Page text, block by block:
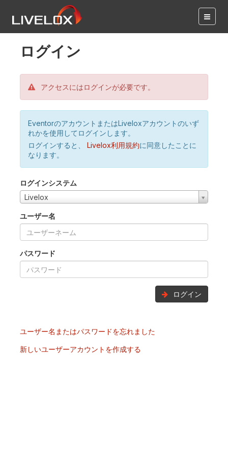
ログイン
アクセスにはログインが必要です。
EventorのアカウントまたはLiveloxアカウントのいず
れかを使用してログインします。
ログインすると、
Livelox利用規約に同意したことに
なります。
ログインシステム
Livelox
ユーザー名
パスワード
ログイン
ユーザー名またはパスワードを忘れました
新しいユーザーアカウントを作成する